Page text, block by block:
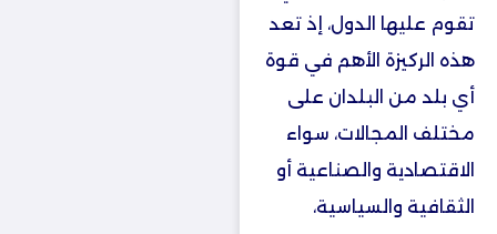
تقوم عليها الدول، إذ تعد
هذه الركيزة الأهم في قوة
أي بلد من البلدان على
مختلف المجالات، سواء
الاقتصادية والصناعية أو
الثقافية والسياسية،